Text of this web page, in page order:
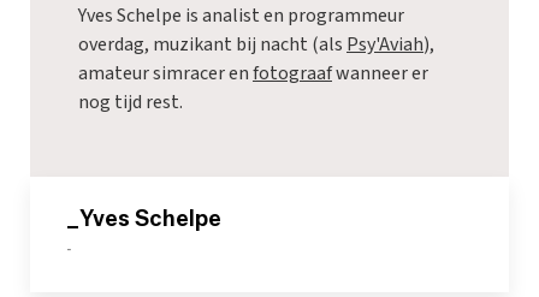
Yves Schelpe is analist en programmeur
overdag, muzikant bij nacht (als Psy'Aviah),
amateur simracer enfotograafwanneer er
nog tijd rest.
_Yves Schelpe
-